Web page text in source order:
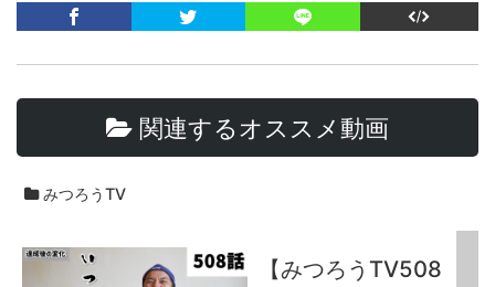
関連するオススメ動画
みつろうTV
【みつろうTV508